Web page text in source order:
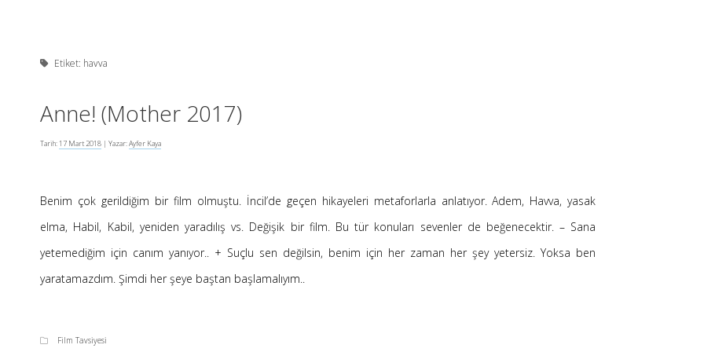
Etiket: havva
Anne! (Mother 2017)
Tarih:17 Mart 2018 | Yazar:Ayfer Kaya
Benim çok gerildiğim bir film olmuştu. İncil’de geçen hikayeleri metaforlarla anlatıyor. Adem, Havva, yasak
elma, Habil, Kabil, yeniden yaradılış vs. Değişik bir film. Bu tür konuları sevenler de beğenecektir. – Sana
yetemediğim için canım yanıyor.. + Suçlu sen değilsin, benim için her zaman her şey yetersiz. Yoksa ben
yaratamazdım. Şimdi her şeye baştan başlamalıyım..
Film Tavsiyesi